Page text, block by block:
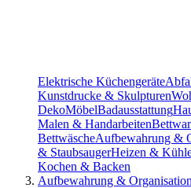
Elektrische Küchengeräte
Kunstdrucke & Skulpturen
DekoMöbelBadausstattung
Malen & Handarbeiten
BettwäscheAufbewahrung &
& StaubsaugerHeizen &
Kochen & Backen
Aufbewahrung & Organisation